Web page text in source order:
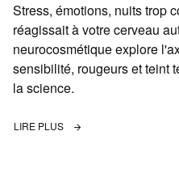
Stress, émotions, nuits trop
réagissait à votre cerveau
neurocosmétique explore
sensibilité, rougeurs et teint
la science.
LIRE PLUS